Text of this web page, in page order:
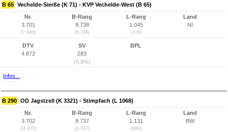
B 65 Vechelde-Sierße (K 71) - KVP Vechelde-West (B 65)
Nr.
3.701
(7.448)
B-Rang
8.738
(6.338)
L-Rang
1.045
(776)
Land
NI
DTV
4.872
SV
283
(5,8%)
BPL
Infos...
B 290 OD Jagstzell (K 3321) - Stimpfach (L 1068)
Nr.
3.702
(11.970)
B-Rang
8.737
(6.337)
L-Rang
1.131
(980)
Land
BW